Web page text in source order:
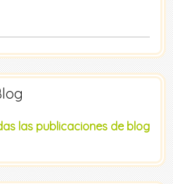
las publicaciones de blog